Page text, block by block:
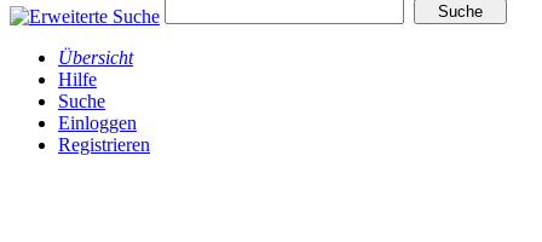
Übersicht
Hilfe
Suche
Einloggen
Registrieren